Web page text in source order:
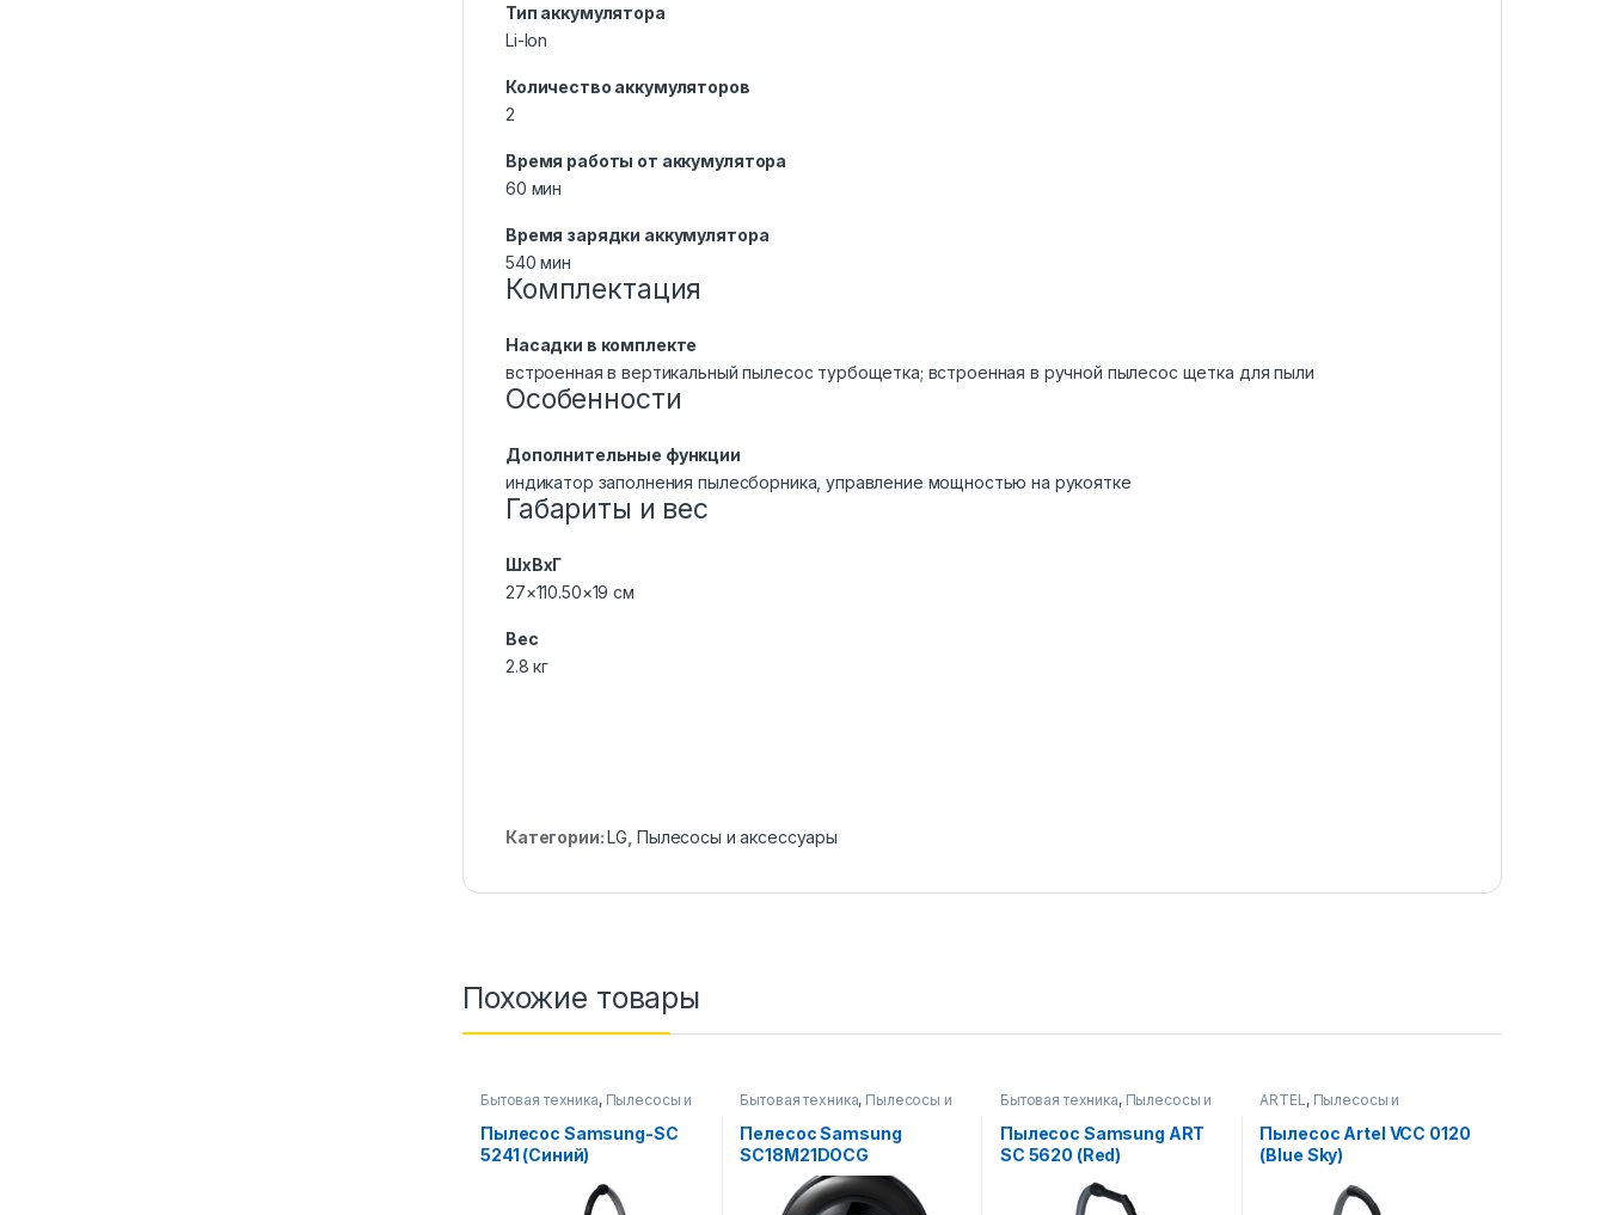
Тип аккумулятора
Li-Ion
Количество аккумуляторов
2
Время работы от аккумулятора
60 мин
Время зарядки аккумулятора
540 мин
Комплектация
Насадки в комплекте
встроенная в вертикальный пылесос турбощетка; встроенная в ручной пылесос щетка для пыли
Особенности
Дополнительные функции
индикатор заполнения пылесборника, управление мощностью на рукоятке
Габариты и вес
ШхВхГ
27×110.50×19 см
Вес
2.8 кг
Категории:LG Пылесосы и аксессуары
Похожие товары
Бытовая техника, Пылесосы и
Пылесос Samsung-SC
5241 (Синий)
Бытовая техника, Пылесосы и
Пелесос Samsung
SC18M21DOCG
Бытовая техника, Пылесосы и
Пылесос Samsung ART
SC 5620 (Red)
ARTEL, Пылесосы и
Пылесос Artel VCC 0120
(Blue Sky)